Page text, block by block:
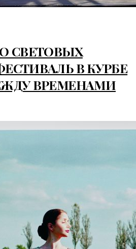
СВЕТОВЫХ
В КУРБЕ
ВРЕМЕНАМИ